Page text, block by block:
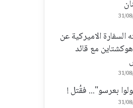
31/
السفارة الاميركية عن
مع قائد
31/
بعرسو"... فقُتل !
31/